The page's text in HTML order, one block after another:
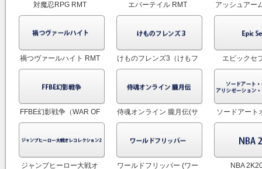
対魔忍RPG RMT エバーテイル RMT
アッシュアー
禍つヴァールハイト RMT
けものフレンズ3（けもフ
エピックセ
FFBE幻影戦争（WAR OF
侍魂オンライン 朧月伝(サ
ソードアート
イディング
ジャンプヒーロー大戦オ
ワールドフリッパー (ワー
NBA